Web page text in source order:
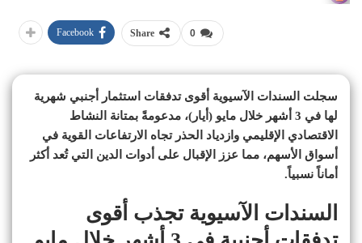
0
Share
Facebook
سجلت السندات الآسيوية أقوى تدفقات استثمار أجنبي شهرية
لها في 3 أشهر خلال مايو (أيار)، مدعومةً بمتانة النشاط
الاقتصادي الإقليمي وازدياد الحذر تجاه الارتفاعات القوية في
أسواق الأسهم، مما عزز الإقبال على أدوات الدين التي تُعد أكثر
أماناً نسبياً.
السندات الآسيوية تجذب أقوى